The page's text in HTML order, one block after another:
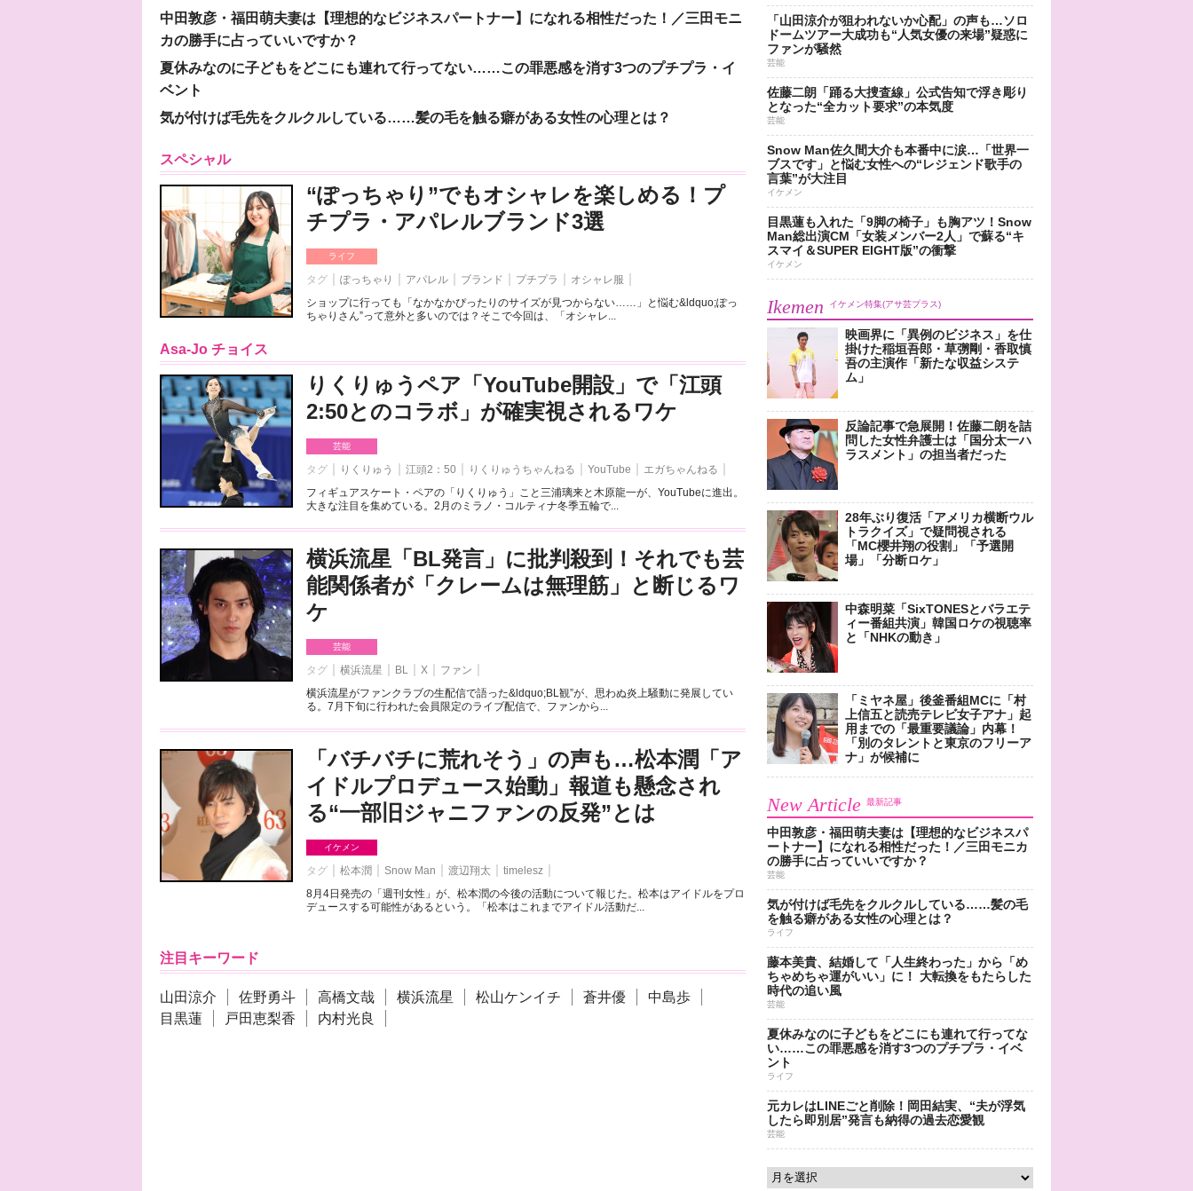
中田敦彦・福田萌夫妻は【理想的なビジネスパートナー】になれる相性だった！／三田モニ
カの勝手に占っていいですか？
夏休みなのに子どもをどこにも連れて行ってない……この罪悪感を消す3つのプチプラ・イ
ベント
気が付けば毛先をクルクルしている……髪の毛を触る癖がある女性の心理とは？
スペシャル
“ぽっちゃり”でもオシャレを楽しめる！プ
チプラ・アパレルブランド3選
ライフ
タグ ぽっちゃり アパレル ブランド プチプラ
オシャレ服
ショップに行っても「なかなかぴったりのサイズが見つからない……」と悩む&ldquo;ぽっ
ちゃりさん”って意外と多いのでは？そこで今回は、「オシャレ...
Asa-Jo チョイス
りくりゅうペア「YouTube開設」で「江頭
2:50とのコラボ」が確実視されるワケ
芸能
タグ りくりゅう 江頭2：50 りくりゅうちゃんねる YouTube
エガちゃんねる
フィギュアスケート・ペアの「りくりゅう」こと三浦璃来と木原龍一が、YouTubeに進出。
大きな注目を集めている。2月のミラノ・コルティナ冬季五輪で...
横浜流星「BL発言」に批判殺到！それでも芸
能関係者が「クレームは無理筋」と断じるワ
ケ
芸能
タグ 横浜流星 BL X
ファン
横浜流星がファンクラブの生配信で語った&ldquo;BL観”が、思わぬ炎上騒動に発展してい
る。7月下旬に行われた会員限定のライブ配信で、ファンから...
「バチバチに荒れそう」の声も…松本潤「ア
イドルプロデュース始動」報道も懸念され
る“一部旧ジャニファンの反発”とは
イケメン
タグ 松本潤 Snow Man 渡辺翔太
timelesz
8月4日発売の「週刊女性」が、松本潤の今後の活動について報じた。松本はアイドルをプロ
デュースする可能性があるという。「松本はこれまでアイドル活動だ...
注目キーワード
山田涼介 佐野勇斗 高橋文哉 横浜流星 松山ケンイチ 蒼井優
中島歩
目黒蓮
戸田恵梨香 内村光良
「山田涼介が狙われないか心配」の声も…ソロ
ドームツアー大成功も“人気女優の来場”疑惑に
ファンが騒然
芸能
佐藤二朗「踊る大捜査線」公式告知で浮き彫り
となった“全カット要求”の本気度
芸能
Snow Man佐久間大介も本番中に涙…「世界一
ブスです」と悩む女性への“レジェンド歌手の
言葉”が大注目
イケメン
目黒蓮も入れた「9脚の椅子」も胸アツ！Snow
Man総出演CM「女装メンバー2人」で蘇る“キ
スマイ＆SUPER EIGHT版”の衝撃
イケメン
Ikemen イケメン特集(アサ芸プラス)
映画界に「異例のビジネス」を仕
掛けた稲垣吾郎・草彅剛・香取慎
吾の主演作「新たな収益システ
ム」
反論記事で急展開！佐藤二朗を詰
問した女性弁護士は「国分太一ハ
ラスメント」の担当者だった
28年ぶり復活「アメリカ横断ウル
トラクイズ」で疑問視される
「MC櫻井翔の役割」「予選開
場」「分断ロケ」
中森明菜「SixTONESとバラエテ
ィー番組共演」韓国ロケの視聴率
と「NHKの動き」
「ミヤネ屋」後釜番組MCに「村
上信五と読売テレビ女子アナ」起
用までの「最重要議論」内幕！
「別のタレントと東京のフリーア
ナ」が候補に
New Article 最新記事
中田敦彦・福田萌夫妻は【理想的なビジネスパ
ートナー】になれる相性だった！／三田モニカ
の勝手に占っていいですか？
芸能
気が付けば毛先をクルクルしている……髪の毛
を触る癖がある女性の心理とは？
ライフ
藤本美貴、結婚して「人生終わった」から「め
ちゃめちゃ運がいい」に！ 大転換をもたらした
時代の追い風
芸能
夏休みなのに子どもをどこにも連れて行ってな
い……この罪悪感を消す3つのプチプラ・イベ
ント
ライフ
元カレはLINEごと削除！岡田結実、“夫が浮気
したら即別居”発言も納得の過去恋愛観
芸能